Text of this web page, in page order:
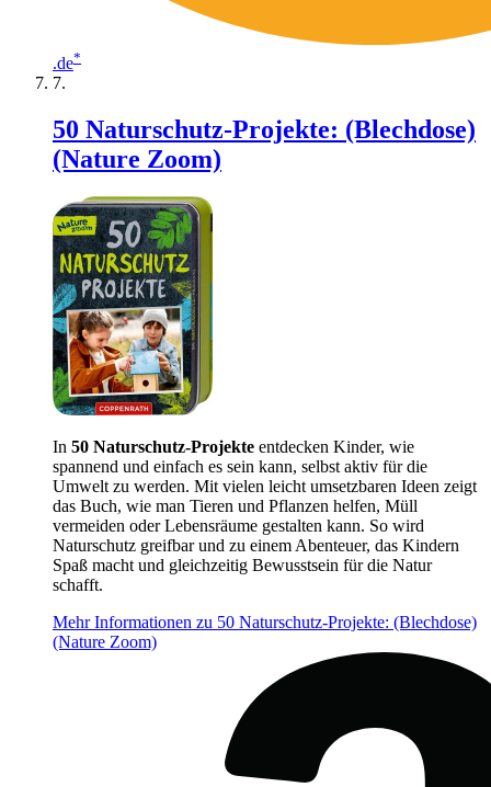
.de*
50 Naturschutz-Projekte: (Blechdose)
(Nature Zoom)
In 50 Naturschutz-Projekte entdecken Kinder, wie
spannend und einfach es sein kann, selbst aktiv für die
Umwelt zu werden. Mit vielen leicht umsetzbaren Ideen zeigt
das Buch, wie man Tieren und Pflanzen helfen, Müll
vermeiden oder Lebensräume gestalten kann. So wird
Naturschutz greifbar und zu einem Abenteuer, das Kindern
Spaß macht und gleichzeitig Bewusstsein für die Natur
schafft.
Mehr Informationen zu 50 Naturschutz-Projekte: (Blechdose)
(Nature Zoom)